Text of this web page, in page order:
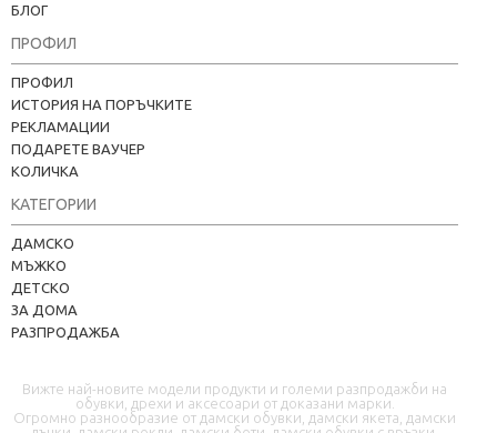
БЛОГ
ПРОФИЛ
ПРОФИЛ
ИСТОРИЯ НА ПОРЪЧКИТЕ
РЕКЛАМАЦИИ
ПОДАРЕТЕ ВАУЧЕР
КОЛИЧКА
КАТЕГОРИИ
ДАМСКО
МЪЖКО
ДЕТСКО
ЗА ДОМА
РАЗПРОДАЖБА
Вижте най-новите модели продукти и големи разпродажби на
обувки, дрехи и аксесоари от доказани марки.
Огромно разнообразие от дамски обувки, дамски якета, дамски
Kapere.com